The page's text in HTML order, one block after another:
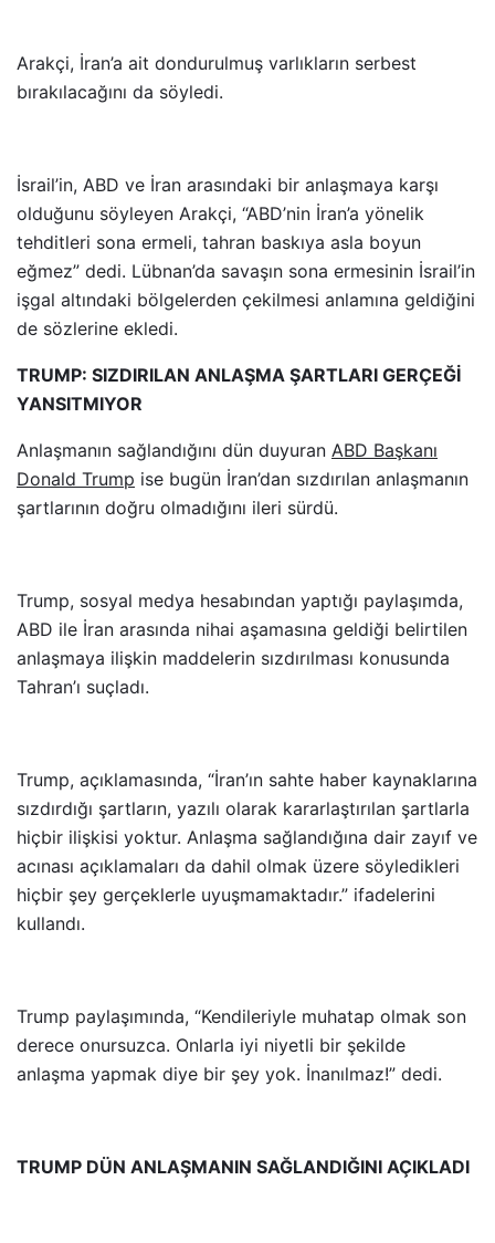
Arakçi, İran’a ait dondurulmuş varlıkların serbest
bırakılacağını da söyledi.
İsrail’in, ABD ve İran arasındaki bir anlaşmaya karşı
olduğunu söyleyen Arakçi, “ABD’nin İran’a yönelik
tehditleri sona ermeli, tahran baskıya asla boyun
eğmez” dedi. Lübnan’da savaşın sona ermesinin İsrail’in
işgal altındaki bölgelerden çekilmesi anlamına geldiğini
de sözlerine ekledi.
TRUMP: SIZDIRILAN ANLAŞMA ŞARTLARI GERÇEĞİ
YANSITMIYOR
Anlaşmanın sağlandığını dün duyuran ABD Başkanı
Donald Trump ise bugün İran’dan sızdırılan anlaşmanın
şartlarının doğru olmadığını ileri sürdü.
Trump, sosyal medya hesabından yaptığı paylaşımda,
ABD ile İran arasında nihai aşamasına geldiği belirtilen
anlaşmaya ilişkin maddelerin sızdırılması konusunda
Tahran’ı suçladı.
Trump, açıklamasında, “İran’ın sahte haber kaynaklarına
sızdırdığı şartların, yazılı olarak kararlaştırılan şartlarla
hiçbir ilişkisi yoktur. Anlaşma sağlandığına dair zayıf ve
acınası açıklamaları da dahil olmak üzere söyledikleri
hiçbir şey gerçeklerle uyuşmamaktadır.” ifadelerini
kullandı.
Trump paylaşımında, “Kendileriyle muhatap olmak son
derece onursuzca. Onlarla iyi niyetli bir şekilde
anlaşma yapmak diye bir şey yok. İnanılmaz!” dedi.
TRUMP DÜN ANLAŞMANIN SAĞLANDIĞINI AÇIKLADI